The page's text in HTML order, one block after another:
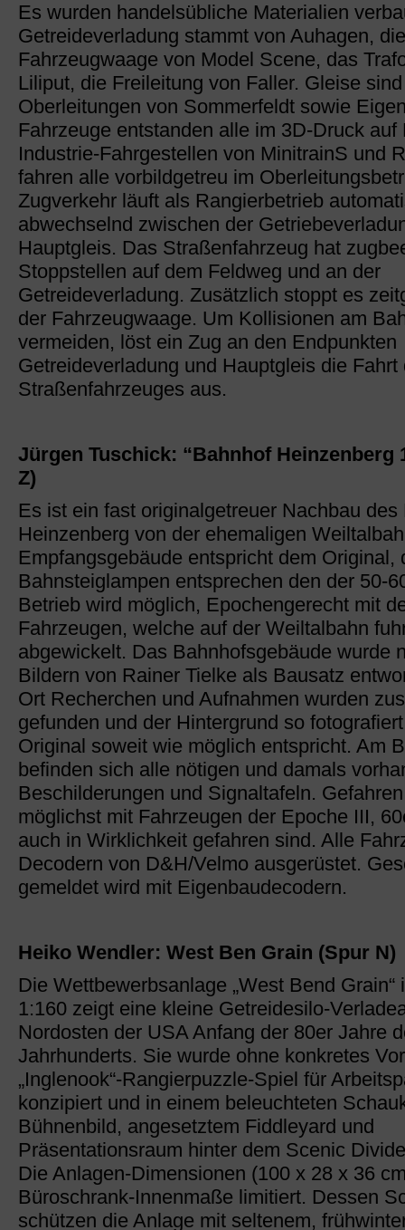
Es wurden handelsübliche Materialien
Getreideverladung stammt von Auhagen, die
Fahrzeugwaage von Model Scene, das
Liliput, die Freileitung von Faller. Gleise
Oberleitungen von Sommerfeldt sowie
Fahrzeuge entstanden alle im 3D-Druck auf
Industrie-Fahrgestellen von MinitrainS und
fahren alle vorbildgetreu im
Zugverkehr läuft als Rangierbetrieb
abwechselnd zwischen der
Hauptgleis. Das Straßenfahrzeug hat
Stoppstellen auf dem Feldweg und an der
Getreideverladung. Zusätzlich stoppt es
der Fahrzeugwaage. Um Kollisionen am
vermeiden, löst ein Zug an den Endpunkten
Getreideverladung und Hauptgleis die Fahrt
Straßenfahrzeuges aus.
Jürgen Tuschick: “Bahnhof Heinzenberg
Z)
Es ist ein fast originalgetreuer Nachbau des
Heinzenberg von der ehemaligen
Empfangsgebäude entspricht dem Original,
Bahnsteiglampen entsprechen den der 50-
Betrieb wird möglich, Epochengerecht mit
Fahrzeugen, welche auf der Weiltalbahn
abgewickelt. Das Bahnhofsgebäude wurde
Bildern von Rainer Tielke als Bausatz
Ort Recherchen und Aufnahmen wurden
gefunden und der Hintergrund so
Original soweit wie möglich entspricht. Am
befinden sich alle nötigen und damals
Beschilderungen und Signaltafeln.
möglichst mit Fahrzeugen der Epoche III,
auch in Wirklichkeit gefahren sind. Alle
Decodern von D&H/Velmo ausgerüstet.
gemeldet wird mit Eigenbaudecodern.
Heiko Wendler: West Ben Grain (Spur N)
Die Wettbewerbsanlage „West Bend Grain“
1:160 zeigt eine kleine Getreidesilo-
Nordosten der USA Anfang der 80er Jahre
Jahrhunderts. Sie wurde ohne konkretes
„Inglenook“-Rangierpuzzle-Spiel für
konzipiert und in einem beleuchteten
Bühnenbild, angesetztem Fiddleyard und
Präsentationsraum hinter dem Scenic
Die Anlagen-Dimensionen (100 x 28 x 36
Büroschrank-Innenmaße limitiert. Dessen
schützen die Anlage mit seltenem,